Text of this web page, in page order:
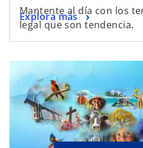
Mantente al día con los
legal que son tendencia.
Explora más